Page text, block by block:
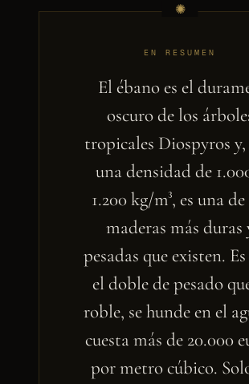
EN RESUMEN
El ébano es el
oscuro de los
tropicales Diospyros
una densidad de
1.200 kg/m³, es una
maderas más duras
pesadas que existen.
el doble de pesado
roble, se hunde en el
cuesta más de 20.000
por metro cúbico.